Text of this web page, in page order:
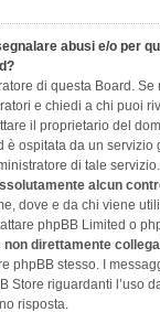
abusi e/o per
di questa Board.
e chiedi a chi puoi
il proprietario del
è ospitata da un servizio
di tale
alcun
dove e da chi viene
phpBB Limited o
non direttamente
phpBB stesso. I
Store riguardanti l’uso
risposta.